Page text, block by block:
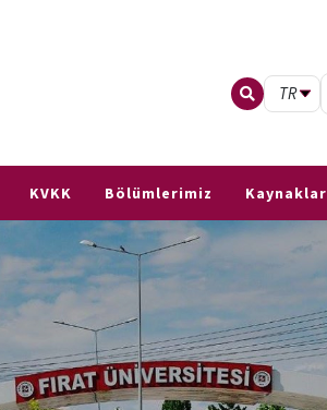
TR
KVKK Bölümlerimiz Kaynaklar